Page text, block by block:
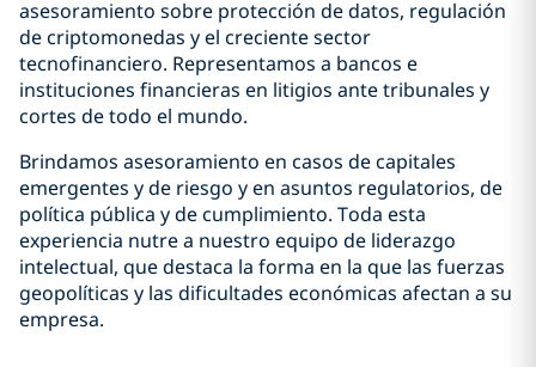
asesoramiento sobre protección de datos, regulación
de criptomonedas y el creciente sector
tecnofinanciero. Representamos a bancos e
instituciones financieras en litigios ante tribunales y
cortes de todo el mundo.
Brindamos asesoramiento en casos de capitales
emergentes y de riesgo y en asuntos regulatorios, de
política pública y de cumplimiento. Toda esta
experiencia nutre a nuestro equipo de liderazgo
intelectual, que destaca la forma en la que las fuerzas
geopolíticas y las dificultades económicas afectan a su
empresa.